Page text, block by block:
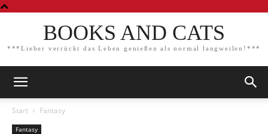
BOOKS AND CATS
***Lieber verrückt das Leben genießen als normal langweilen!***
Start Fantasy
Fantasy